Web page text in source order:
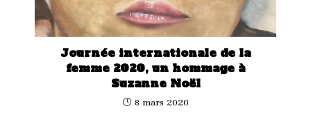
Journée internationale de la
femme 2020, un hommage à
Suzanne Noël
8 mars 2020